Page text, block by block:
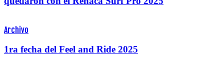
Archivo
1ra fecha del Feel and Ride 2025